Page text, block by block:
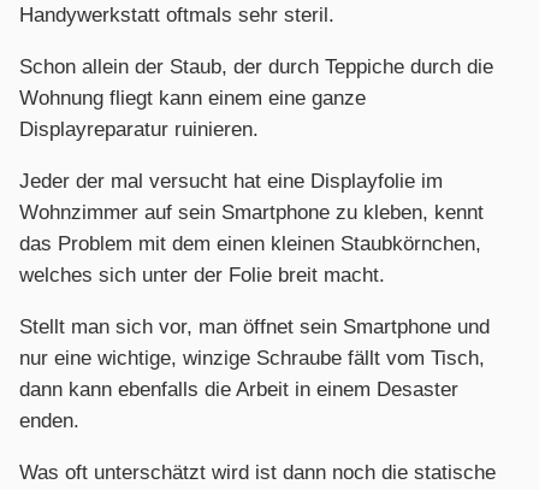
Handywerkstatt oftmals sehr steril.
Schon allein der Staub, der durch Teppiche durch die
Wohnung fliegt kann einem eine ganze
Displayreparatur ruinieren.
Jeder der mal versucht hat eine Displayfolie im
Wohnzimmer auf sein Smartphone zu kleben, kennt
das Problem mit dem einen kleinen Staubkörnchen,
welches sich unter der Folie breit macht.
Stellt man sich vor, man öffnet sein Smartphone und
nur eine wichtige, winzige Schraube fällt vom Tisch,
dann kann ebenfalls die Arbeit in einem Desaster
enden.
Was oft unterschätzt wird ist dann noch die statische